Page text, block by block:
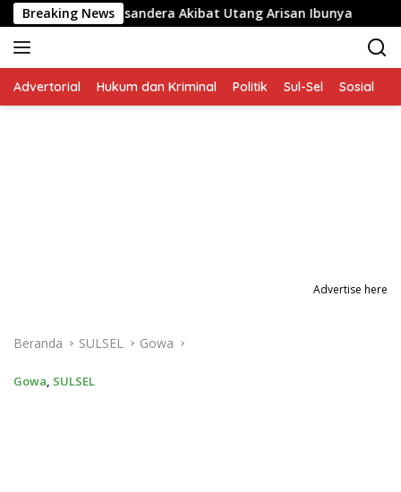
Langsung
ke
konten
Breaking News
yang Disandera Akibat Utang Arisan Ibunya
Advertorial Hukum dan Kriminal Politik Sul-Sel Sosial
Advertise here
Beranda SULSEL Gowa
Gowa, SULSEL